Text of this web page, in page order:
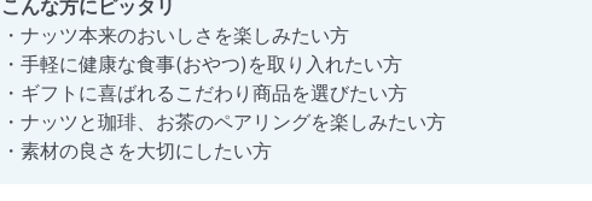
こんな方にピッタリ
・ナッツ本来のおいしさを楽しみたい方
・手軽に健康な食事(おやつ)を取り入れたい方
・ギフトに喜ばれるこだわり商品を選びたい方
・ナッツと珈琲、お茶のペアリングを楽しみたい方
・素材の良さを大切にしたい方